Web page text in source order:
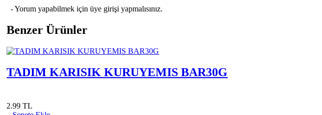
- Yorum yapabilmek için üye girişi yapmalısınız.
Benzer Ürünler
TADIM KARISIK KURUYEMIS BAR30G
2.99 TL